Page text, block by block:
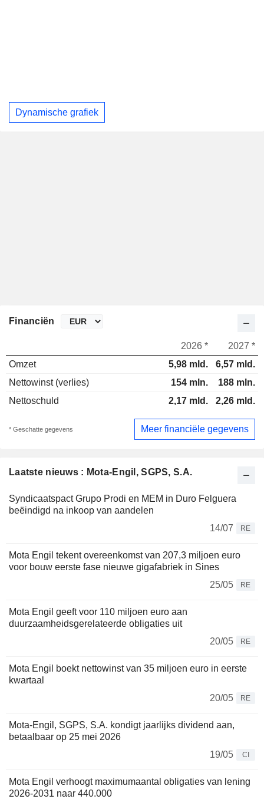
Dynamische grafiek
Laatste nieuws : Mota-Engil, SGPS, S.A.
Syndicaatspact Grupo Prodi en MEM in Duro Felguera
beëindigd na inkoop van aandelen
14/07
RE
Mota Engil tekent overeenkomst van 207,3 miljoen euro
voor bouw eerste fase nieuwe gigafabriek in Sines
25/05
RE
Mota Engil geeft voor 110 miljoen euro aan
duurzaamheidsgerelateerde obligaties uit
20/05
RE
Mota Engil boekt nettowinst van 35 miljoen euro in eerste
kwartaal
20/05
RE
Mota-Engil, SGPS, S.A. kondigt jaarlijks dividend aan,
betaalbaar op 25 mei 2026
19/05
CI
Mota Engil verhoogt maximumaantal obligaties van lening
2026-2031 naar 440.000
Financiën
2026 *
2027 *
Omzet
5,98 mld.
6,57 mld.
Nettowinst (verlies)
154 mln.
188 mln.
Nettoschuld
2,17 mld. 2,26 mld.
* Geschatte gegevens Meer financiële gegevens